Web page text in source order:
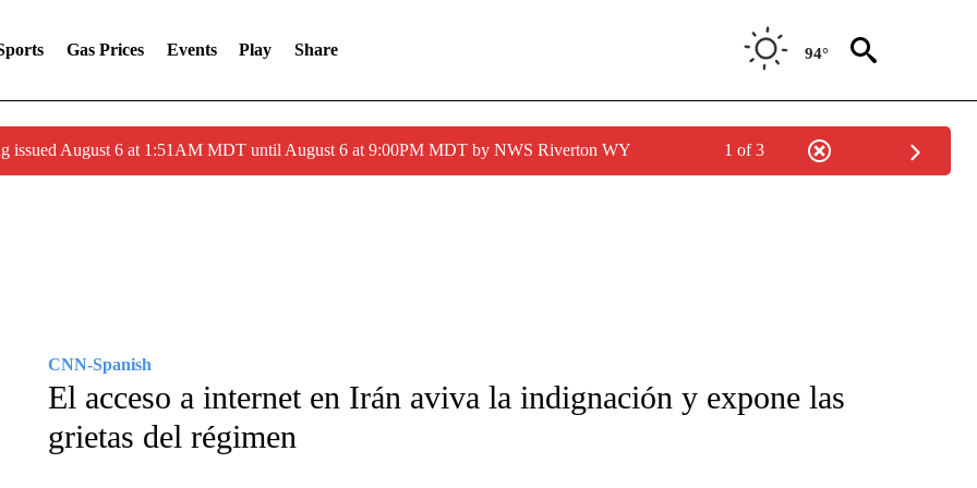
Gas Prices Events Play Share 94°
issued August 6 at 1:51AM MDT until August 6 at 9:00PM MDT by NWS Riverton WY 1 of 3
CNN-Spanish
El acceso a internet en Irán aviva la indignación y expone las
grietas del régimen